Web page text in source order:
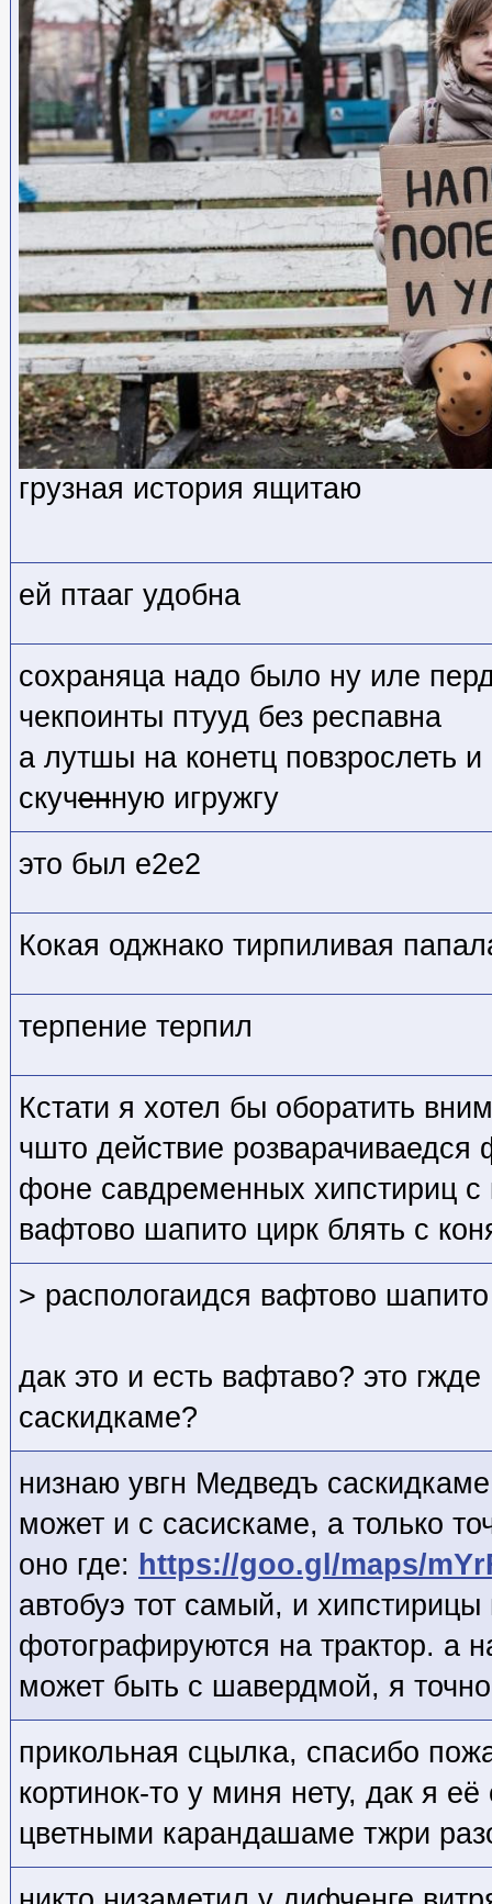
грузная история ящитаю
ей птааг удобна
сохраняца надо было ну иле
чекпоинты птууд без респавна
а лутшы на конетц повзрослеть и
скученную игружгу
это был е2е2
Кокая оджнако тирпиливая
терпение терпил
Кстати я хотел бы оборатить
чшто действие
фоне савдременных хипстириц с
вафтово шапито цирк блять с
> распологаидся вафтово
дак это и есть вафтаво? это
саскидкаме?
низнаю увгн Медведъ
может и с сасискаме, а только
оно где: https://goo.gl/maps/
автобуэ тот самый, и хипстирицы
фотографируются на трактор. а
может быть с шавердмой, я
прикольная сцылка, спасибо
кортинок-то у миня нету, дак я её
цветными карандашаме тжри